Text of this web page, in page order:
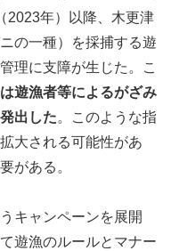
2023年）以降、木更津
の一種）を採捕する遊
理に支障が生じた。こ
遊漁者等によるがざみ
出した。このような指
大される可能性があ
がある。
キャンペーンを展開
遊漁のルールとマナー